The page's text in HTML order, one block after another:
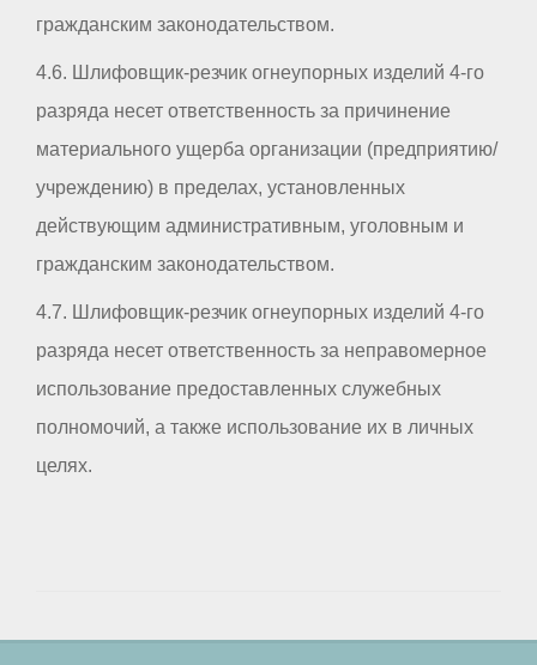
гражданским законодательством.
4.6. Шлифовщик-резчик огнеупорных изделий 4-го
разряда несет ответственность за причинение
материального ущерба организации (предприятию/
учреждению) в пределах, установленных
действующим административным, уголовным и
гражданским законодательством.
4.7. Шлифовщик-резчик огнеупорных изделий 4-го
разряда несет ответственность за неправомерное
использование предоставленных служебных
полномочий, а также использование их в личных
целях.